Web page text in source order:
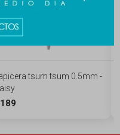
tsum tsum 0.5mm -
189